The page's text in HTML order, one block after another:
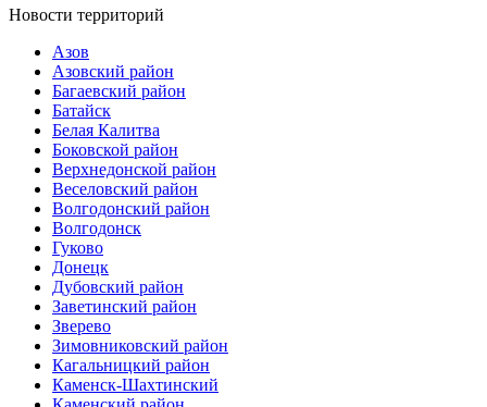
Новости территорий
Азов
Азовский район
Багаевский район
Батайск
Белая Калитва
Боковской район
Верхнедонской район
Веселовский район
Волгодонский район
Волгодонск
Гуково
Донецк
Дубовский район
Заветинский район
Зверево
Зимовниковский район
Кагальницкий район
Каменск-Шахтинский